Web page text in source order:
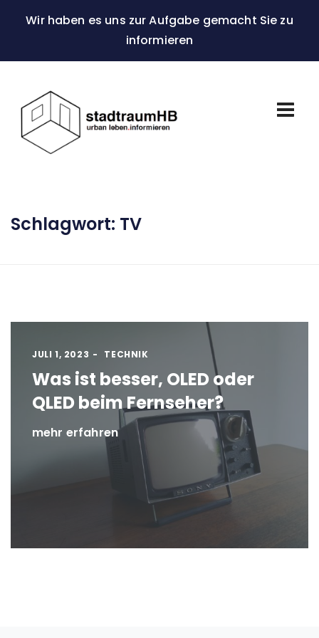
Wir haben es uns zur Aufgabe gemacht Sie zu
informieren
Schlagwort: TV
JULI 1, 2023 TECHNIK
Was ist besser, OLED oder
QLED beim Fernseher?
mehr erfahren